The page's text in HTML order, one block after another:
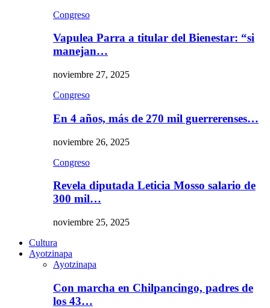
Congreso
Vapulea Parra a titular del Bienestar: “si
manejan…
noviembre 27, 2025
Congreso
En 4 años, más de 270 mil guerrerenses…
noviembre 26, 2025
Congreso
Revela diputada Leticia Mosso salario de
300 mil…
noviembre 25, 2025
Cultura
Ayotzinapa
Ayotzinapa
Con marcha en Chilpancingo, padres de
los 43…